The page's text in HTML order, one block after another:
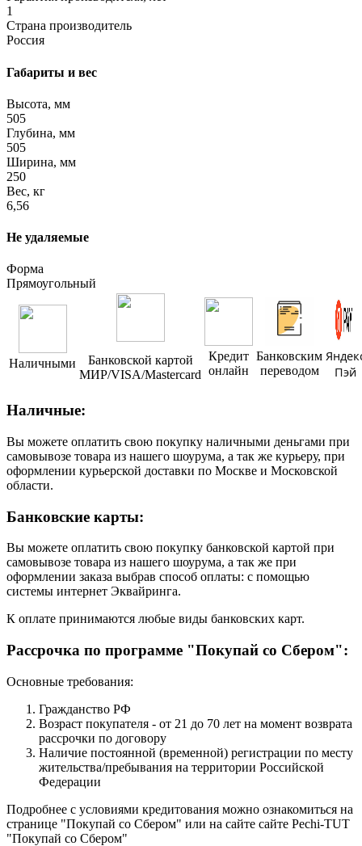
1
Страна производитель
Россия
Габариты и вес
Высота, мм
505
Глубина, мм
505
Ширина, мм
250
Вес, кг
6,56
Не удаляемые
Форма
Прямоугольный
Наличными
Банковской картой
МИР/VISA/Mastercard
Кредит
онлайн
Банковским
переводом
Пэй
Наличные:
Вы можете оплатить свою покупку наличными деньгами при
самовывозе товара из нашего шоурума, а так же курьеру, при
оформлении курьерской доставки по Москве и Московской
области.
Банковские карты:
Вы можете оплатить свою покупку банковской картой при
самовывозе товара из нашего шоурума, а так же при
оформлении заказа выбрав способ оплаты: с помощью
системы интернет Эквайринга.
К оплате принимаются любые виды банковских карт.
Рассрочка по программе "Покупай со Сбером":
Основные требования:
Гражданство РФ
Возраст покупателя - от 21 до 70 лет на момент возврата
рассрочки по договору
Наличие постоянной (временной) регистрации по месту
жительства/пребывания на территории Российской
Федерации
Подробнее с условиями кредитования можно ознакомиться на
странице "Покупай со Сбером" или на сайте сайте Pechi-TUT
"Покупай со Сбером"